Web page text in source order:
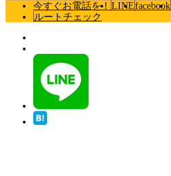
今すぐお電話を！ LINEfacebook
ルートチェック